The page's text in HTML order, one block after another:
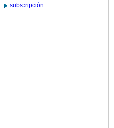
subscripción